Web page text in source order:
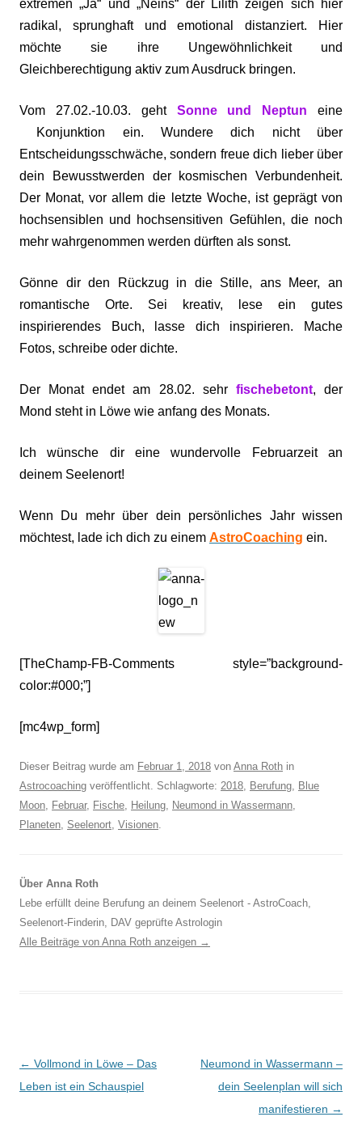
extremen „Ja“ und „Neins“ der Lilith zeigen sich hier
radikal, sprunghaft und emotional distanziert. Hier
möchte sie ihre Ungewöhnlichkeit und
Gleichberechtigung aktiv zum Ausdruck bringen.
Vom 27.02.-10.03. geht Sonne und Neptun eine
Konjunktion ein. Wundere dich nicht über
Entscheidungsschwäche, sondern freue dich lieber über
dein Bewusstwerden der kosmischen Verbundenheit.
Der Monat, vor allem die letzte Woche, ist geprägt von
hochsensiblen und hochsensitiven Gefühlen, die noch
mehr wahrgenommen werden dürften als sonst.
Gönne dir den Rückzug in die Stille, ans Meer, an
romantische Orte. Sei kreativ, lese ein gutes
inspirierendes Buch, lasse dich inspirieren. Mache
Fotos, schreibe oder dichte.
Der Monat endet am 28.02. sehr fischebetont, der
Mond steht in Löwe wie anfang des Monats.
Ich wünsche dir eine wundervolle Februarzeit an
deinem Seelenort!
Wenn Du mehr über dein persönliches Jahr wissen
möchtest, lade ich dich zu einem AstroCoaching ein.
[TheChamp-FB-Comments style=”background-
color:#000;”]
[mc4wp_form]
Dieser Beitrag wurde am Februar 1, 2018 von Anna Roth in
Astrocoaching veröffentlicht. Schlagworte: 2018, Berufung, Blue
Moon, Februar, Fische, Heilung, Neumond in Wassermann,
Planeten, Seelenort, Visionen.
Über Anna Roth
Lebe erfüllt deine Berufung an deinem Seelenort - AstroCoach,
Seelenort-Finderin, DAV geprüfte Astrologin
Alle Beiträge von Anna Roth anzeigen →
Beitragsnavigation
← Vollmond in Löwe – Das
Leben ist ein Schauspiel
Neumond in Wassermann –
dein Seelenplan will sich
manifestieren →